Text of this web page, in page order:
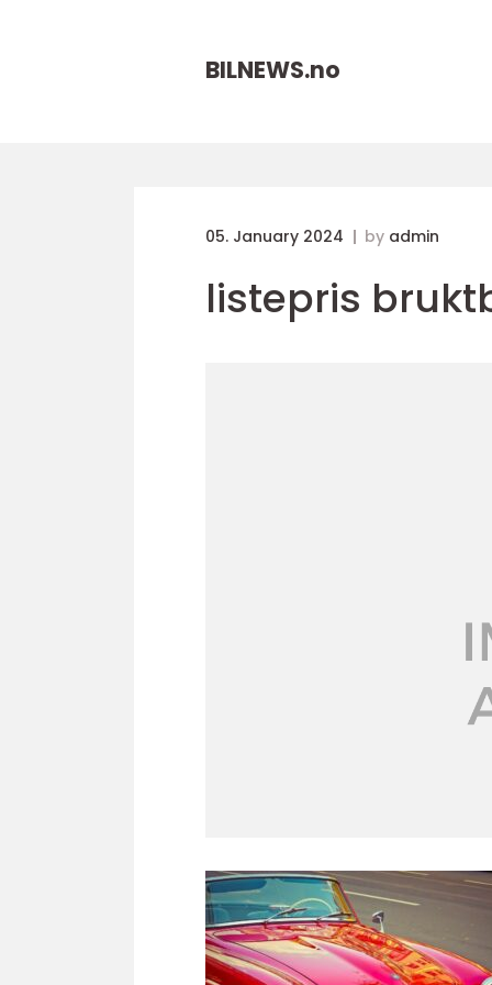
BILNEWS.no
05. January 2024 by admin
listepris